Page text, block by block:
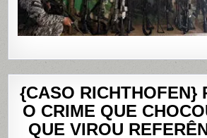
{CASO RICHTHOFEN}
O CRIME QUE
QUE VIROU